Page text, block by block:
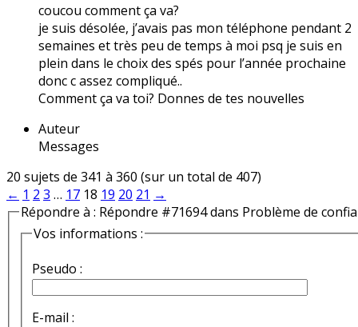
coucou comment ça va?
je suis désolée, j’avais pas mon téléphone pendant 2
semaines et très peu de temps à moi psq je suis en
plein dans le choix des spés pour l’année prochaine
donc c assez compliqué..
Comment ça va toi? Donnes de tes nouvelles
Auteur
Messages
20 sujets de 341 à 360 (sur un total de 407)
← 1 2 3 … 17 18 19 20 21 →
Répondre à : Répondre #71694 dans Problème de
Vos informations :
Pseudo :
E-mail :